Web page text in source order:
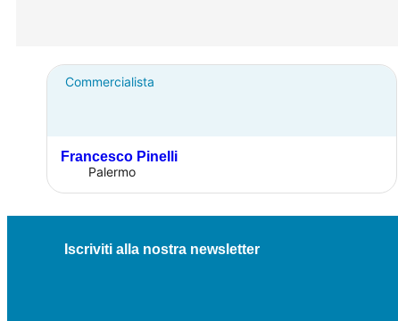
Commercialista
Francesco Pinelli
Palermo
Iscriviti alla nostra newsletter